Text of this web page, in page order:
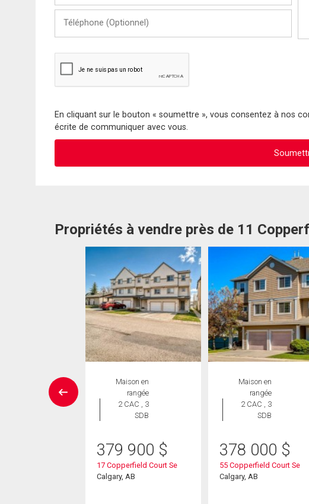
(Optionnel)
En cliquant sur le bouton « soumettre », vous consentez à nos
écrite de communiquer avec vous.
Propriétés à vendre près de 11
Maison en
rangée
2 CAC , 3
SDB
379 900 $
17 Copperfield Court Se
Calgary, AB
Maison en
rangée
2 CAC , 3
SDB
378 000 $
55 Copperfield Court Se
Calgary, AB